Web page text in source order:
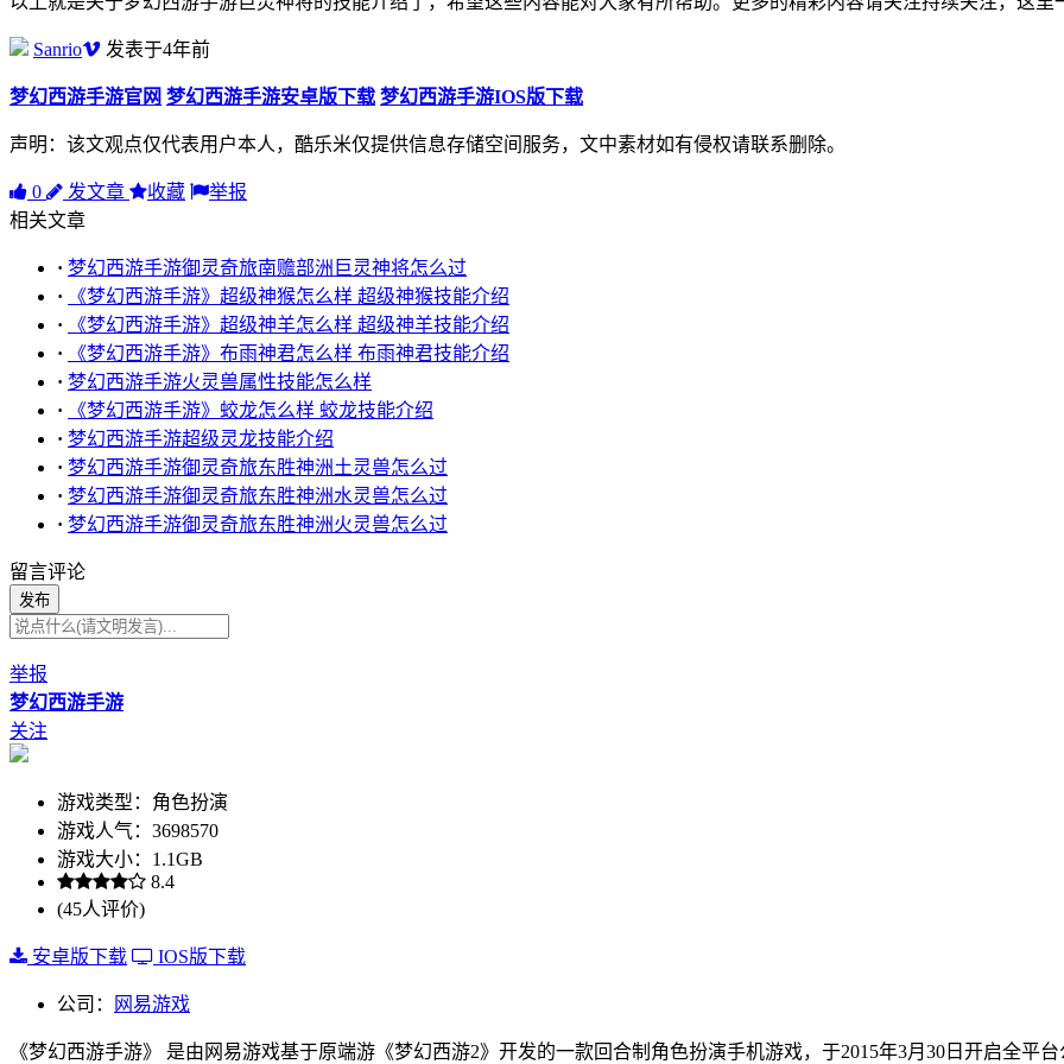
Sanrio 发表于4年前
梦幻西游手游官网 梦幻西游手游安卓版下载 梦幻西游手游IOS版下载
声明：该文观点仅代表用户本人，酷乐米仅提供信息存储空间服务，文中素材如有侵权请联系删除。
0 发文章 收藏
举报
相关文章
· 梦幻西游手游御灵奇旅南赡部洲巨灵神将怎么过
·
《梦幻西游手游》超级神猴怎么样 超级神猴技能介绍
·
《梦幻西游手游》超级神羊怎么样 超级神羊技能介绍
·
《梦幻西游手游》布雨神君怎么样 布雨神君技能介绍
· 梦幻西游手游火灵兽属性技能怎么样
·
《梦幻西游手游》蛟龙怎么样 蛟龙技能介绍
· 梦幻西游手游超级灵龙技能介绍
· 梦幻西游手游御灵奇旅东胜神洲土灵兽怎么过
· 梦幻西游手游御灵奇旅东胜神洲水灵兽怎么过
· 梦幻西游手游御灵奇旅东胜神洲火灵兽怎么过
留言评论
发布
举报
梦幻西游手游
关注
游戏类型：角色扮演
游戏人气：3698570
游戏大小：1.1GB
8.4
(45人评价)
安卓版下载 IOS版下载
公司： 网易游戏
《梦幻西游手游》 是由网易游戏基于原端游《梦幻西游2》开发的一款回合制角色扮演手机游戏，于2015年3月30日开启全平